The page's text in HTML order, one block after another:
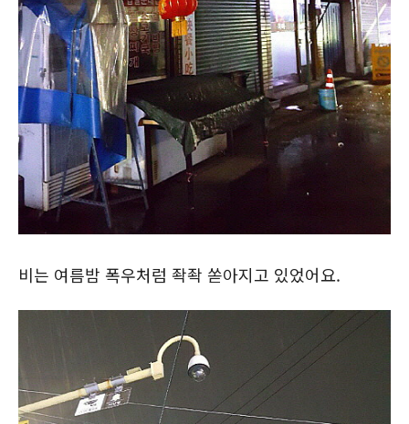
비는 여름밤 폭우처럼 좍좍 쏟아지고 있었어요.